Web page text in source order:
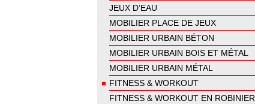
JEUX D’EAU
MOBILIER PLACE DE JEUX
MOBILIER URBAIN BÉTON
MOBILIER URBAIN BOIS ET MÉTAL
MOBILIER URBAIN MÉTAL
FITNESS & WORKOUT
FITNESS & WORKOUT EN ROBINIER